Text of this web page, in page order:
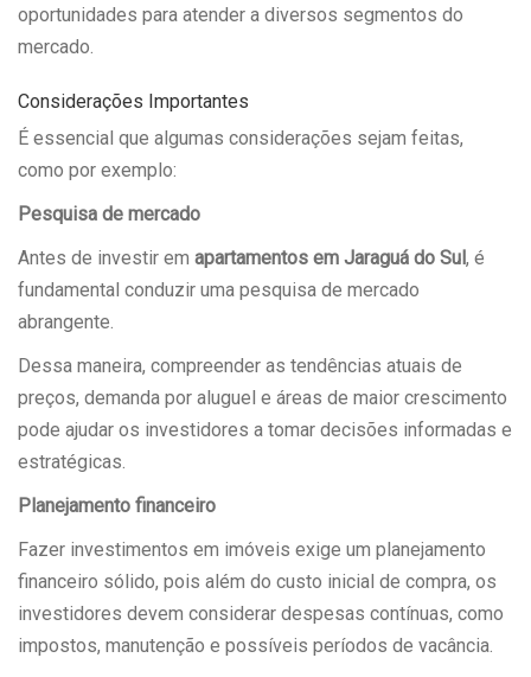
oportunidades para atender a diversos segmentos do
mercado.
Considerações Importantes
É essencial que algumas considerações sejam feitas,
como por exemplo:
Pesquisa de mercado
Antes de investir em apartamentos em Jaraguá do Sul, é
fundamental conduzir uma pesquisa de mercado
abrangente.
Dessa maneira, compreender as tendências atuais de
preços, demanda por aluguel e áreas de maior crescimento
pode ajudar os investidores a tomar decisões informadas e
estratégicas.
Planejamento financeiro
Fazer investimentos em imóveis exige um planejamento
financeiro sólido, pois além do custo inicial de compra, os
investidores devem considerar despesas contínuas, como
impostos, manutenção e possíveis períodos de vacância.